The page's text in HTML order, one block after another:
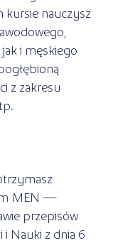
kursie nauczysz
i męskiego
z zakresu
MEN —
przepisów
i Nauki z dnia 6